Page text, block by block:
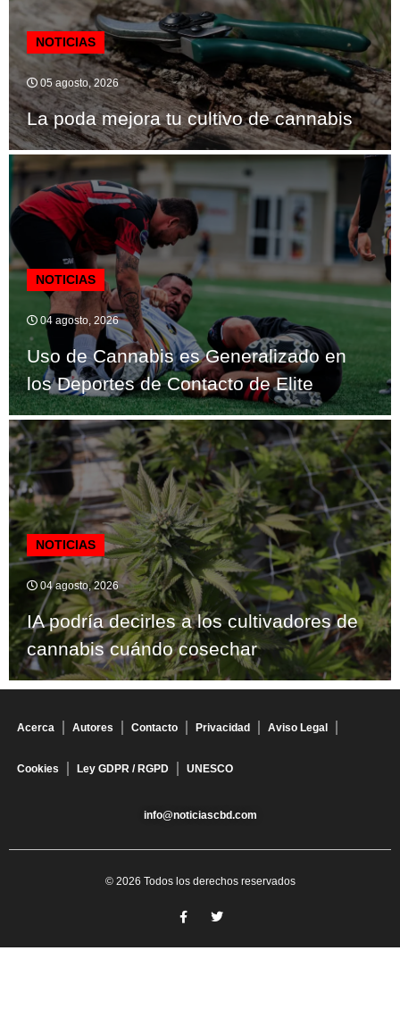
NOTICIAS
05 agosto, 2026
La poda mejora tu cultivo de cannabis
NOTICIAS
04 agosto, 2026
Uso de Cannabis es Generalizado en
los Deportes de Contacto de Elite
NOTICIAS
04 agosto, 2026
IA podría decirles a los cultivadores de
cannabis cuándo cosechar
Acerca Autores Contacto Privacidad Aviso Legal
Cookies Ley GDPR / RGPD UNESCO
info@noticiascbd.com
© 2026 Todos los derechos reservados